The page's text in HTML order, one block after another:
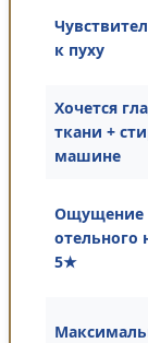
к пуху
Хочется
ткани +
машине
Ощущение
отельного
5★